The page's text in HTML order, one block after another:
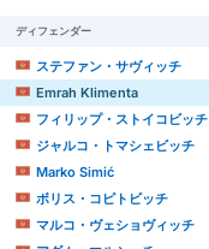
ディフェンダー
ステファン・サヴィッチ
Emrah Klimenta
フィリップ・ストイコビッチ
ジャルコ・トマシェビッチ
Marko Simić
ボリス・コピトビッチ
マルコ・ヴェショヴィッチ